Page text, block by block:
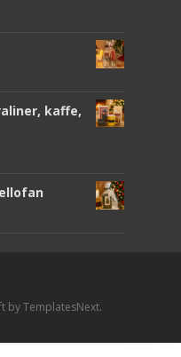
kaffe,
by TemplatesNext.